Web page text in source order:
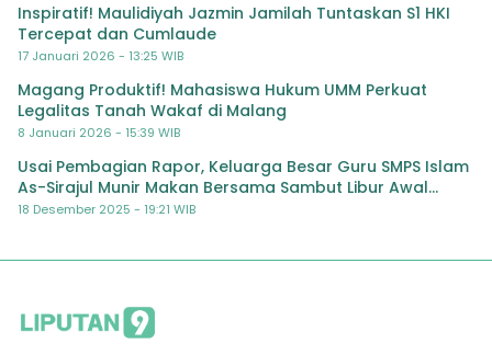
Inspiratif! Maulidiyah Jazmin Jamilah Tuntaskan S1 HKI
Tercepat dan Cumlaude
17 Januari 2026 - 13:25 WIB
Magang Produktif! Mahasiswa Hukum UMM Perkuat
Legalitas Tanah Wakaf di Malang
8 Januari 2026 - 15:39 WIB
Usai Pembagian Rapor, Keluarga Besar Guru SMPS Islam
As-Sirajul Munir Makan Bersama Sambut Libur Awal
Semester
18 Desember 2025 - 19:21 WIB